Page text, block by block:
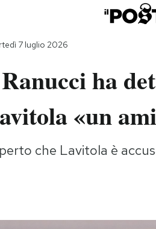
7 luglio 2026
ha
«un
che Lavitola è